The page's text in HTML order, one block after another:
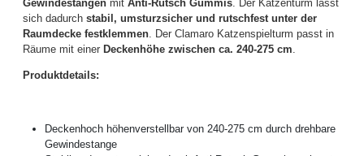
Gewindestangen mit Anti-Rutsch Gummis. Der Katzenturm lässt
sich dadurch stabil, umsturzsicher und rutschfest unter der
Raumdecke festklemmen. Der Clamaro Katzenspielturm passt in
Räume mit einer Deckenhöhe zwischen ca. 240-275 cm.
Produktdetails:
Deckenhoch höhenverstellbar von 240-275 cm durch drehbare
Gewindestange